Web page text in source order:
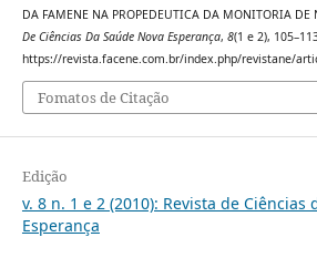
DA FAMENE NA PROPEDEUTICA DA MONITORIA DE
De Ciências Da Saúde Nova Esperança, 8(1 e 2),
https://revista.facene.com.br/index.php/revistane/
Fomatos de Citação
Edição
v. 8 n. 1 e 2 (2010): Revista de Ciências
Esperança